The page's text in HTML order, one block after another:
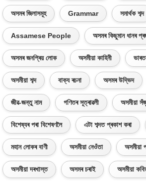
অসমৰ জিলাসমূহ Grammar সমাৰ্থক শব্দ
Assamese People অসমৰ কিছুমান ধানৰ
অসমৰ জনপ্ৰিয় লোক অসমীয়া কাহিনী
অসমীয়া শব্দ বাক্য ৰচনা অসমৰ উদ্ভিদ
জীৱ-জন্তু নাম গণিতৰ সূত্ৰাৱলী অসমীয়া
বিশেষ্যৰ পৰা বিশেষণলৈ এটা শব্দত প্ৰকাশ কৰা
মহান লোকৰ বাণী অসমীয়া নেওঁতা অসমীয়া
অসমীয়া দৰখাস্ত অসমৰ চৰাই অসমীয়া